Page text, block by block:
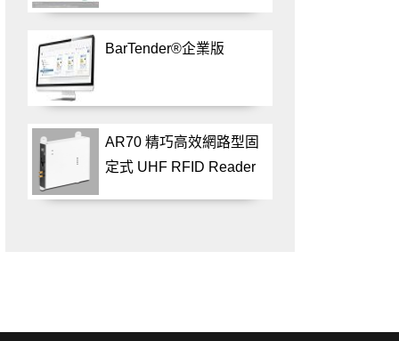
BarTender®企業版
AR70 精巧高效網路型固
定式 UHF RFID Reader